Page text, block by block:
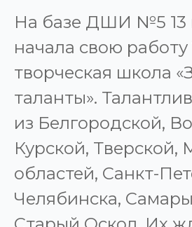
На базе ДШИ №5 13
начала свою
творческая школа
таланты».
из Белгородской,
Курской, Тверской,
областей, Санкт-
Челябинска,